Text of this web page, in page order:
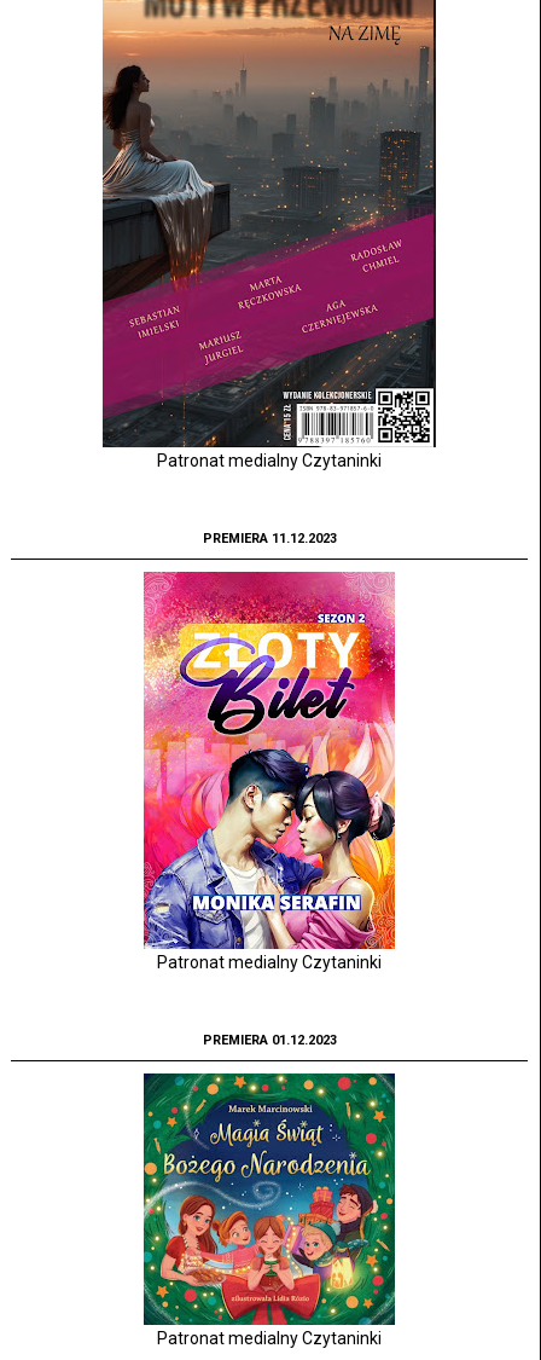
Patronat medialny Czytaninki
PREMIERA 11.12.2023
Patronat medialny Czytaninki
PREMIERA 01.12.2023
Patronat medialny Czytaninki